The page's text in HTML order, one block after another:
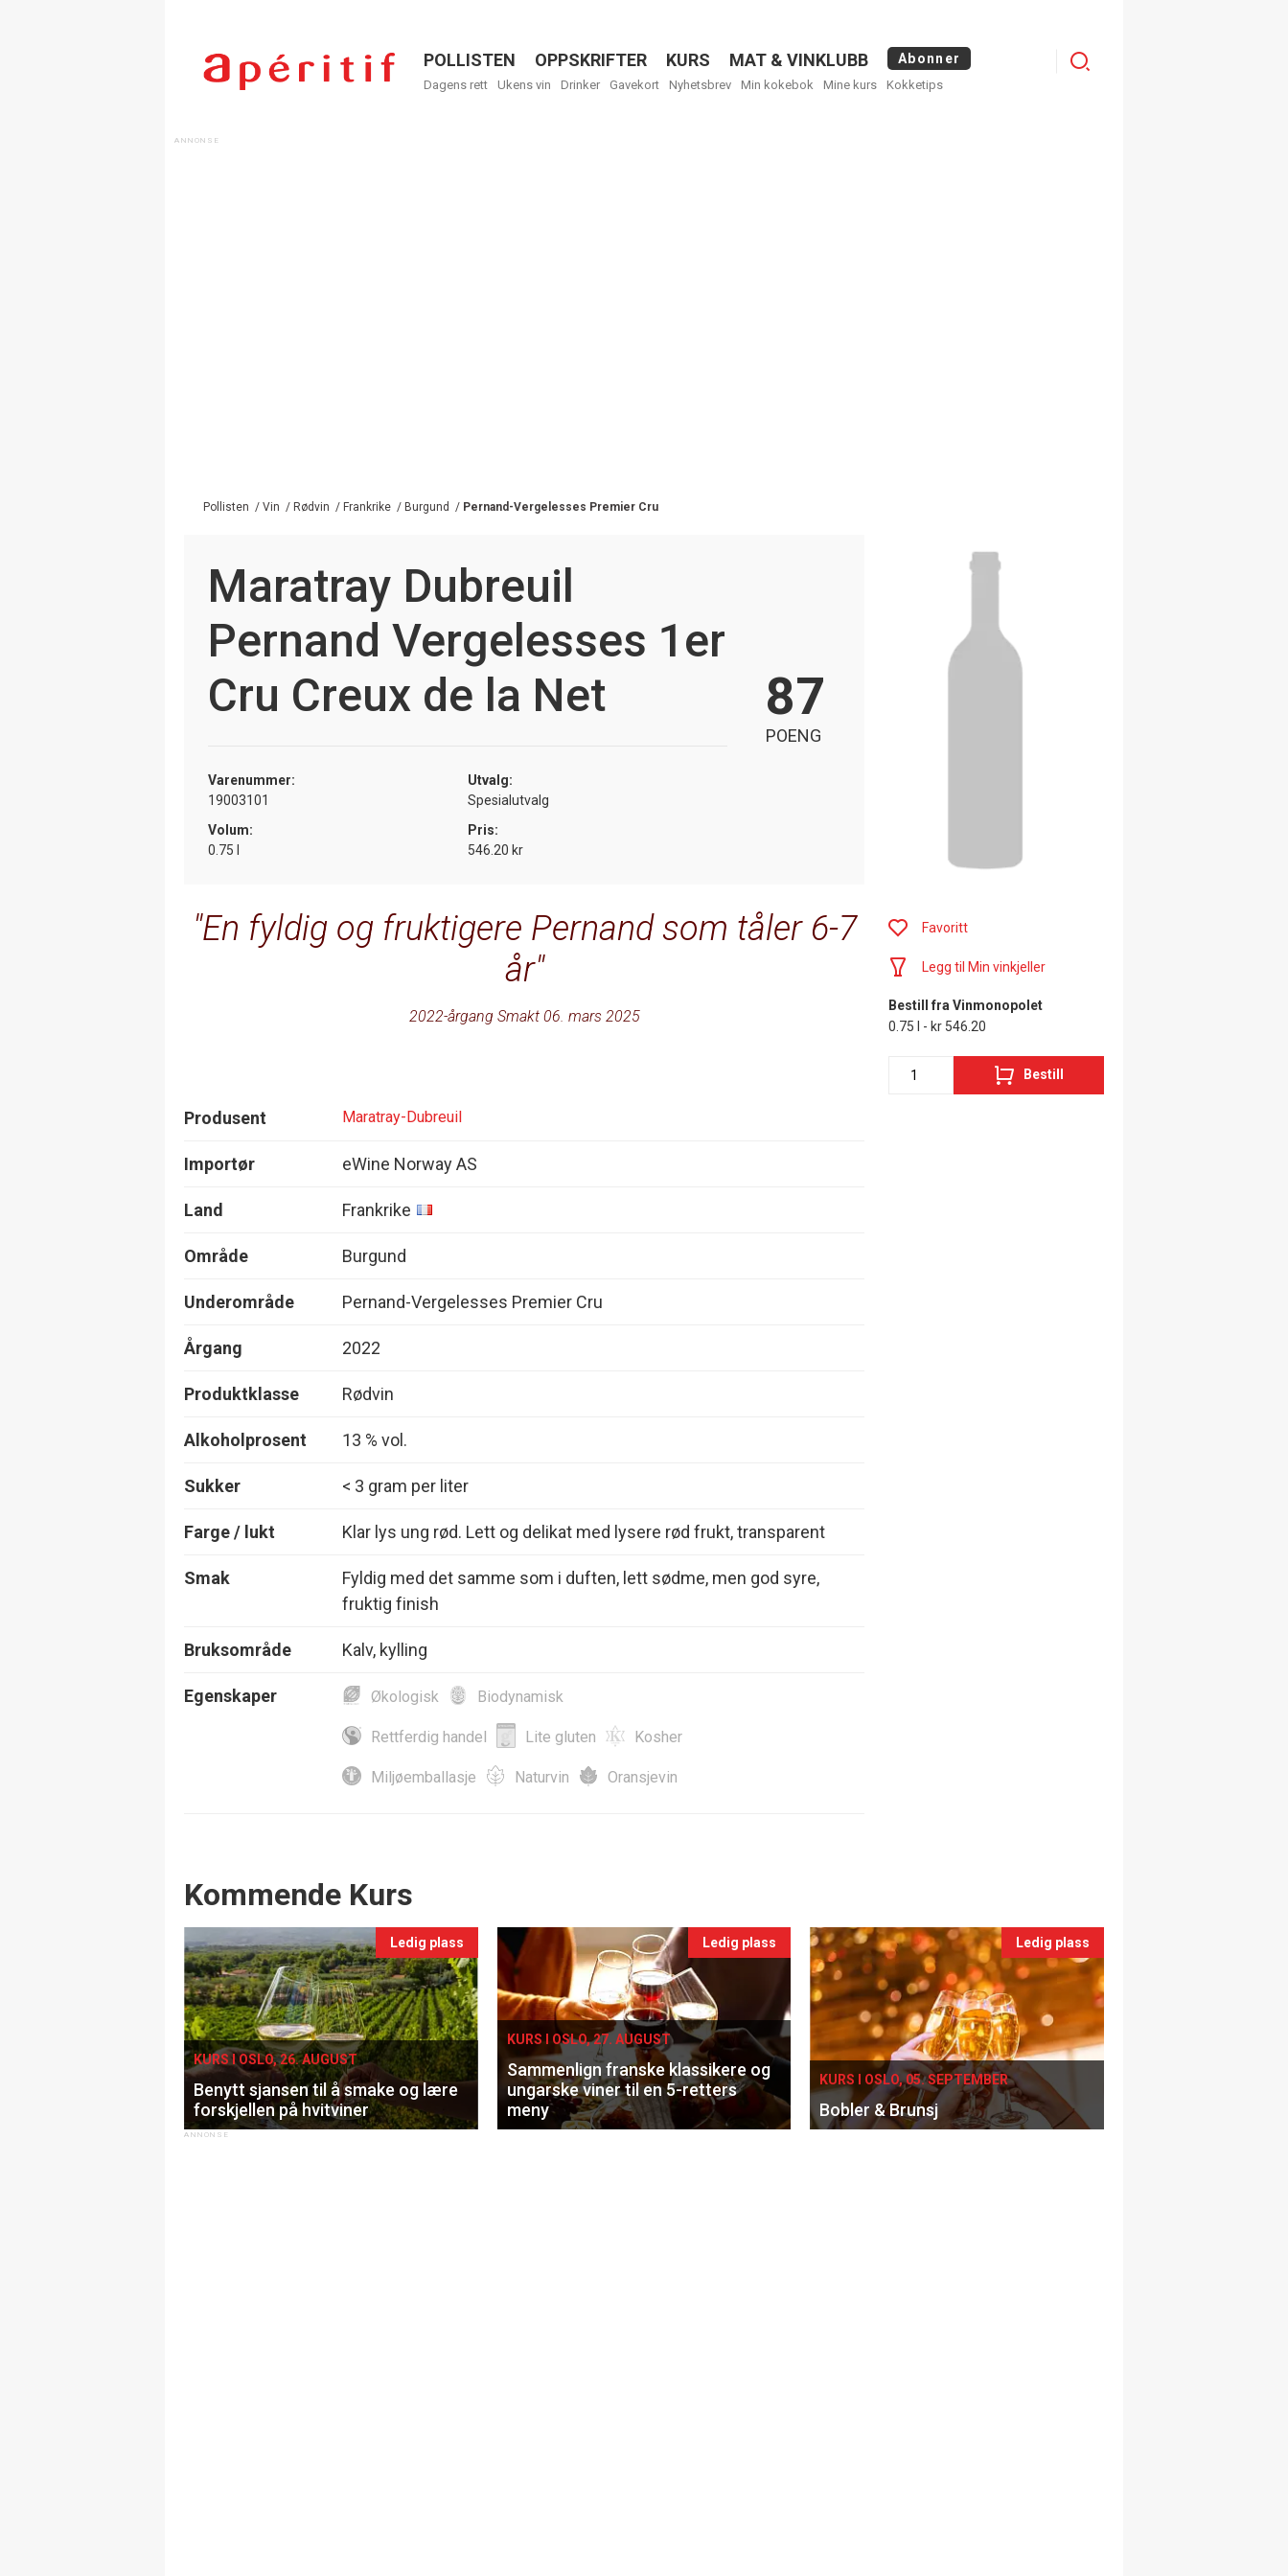
Menu
POLLISTEN OPPSKRIFTER KURS MAT & VINKLUBB Abonner
Dagens rett Ukens vin Drinker Gavekort Nyhetsbrev Min kokebok Mine kurs Kokketips
Menu
Pollisten / Vin / Rødvin / Frankrike / Burgund / Pernand-Vergelesses Premier Cru
Maratray Dubreuil
Pernand Vergelesses 1er
Cru Creux de la Net
Varenummer:
19003101
Utvalg:
Spesialutvalg
Volum:
0.75 l
Pris:
546.20 kr
87
POENG
En fyldig og fruktigere Pernand som tåler 6-7
år
2022-årgang Smakt 06. mars 2025
Produsent Maratray-Dubreuil
Importør eWine Norway AS
Land Frankrike
Område Burgund
Underområde Pernand-Vergelesses Premier Cru
Årgang 2022
Produktklasse Rødvin
Alkoholprosent 13 % vol.
Sukker < 3 gram per liter
Farge / lukt Klar lys ung rød. Lett og delikat med lysere rød frukt, transparent
Smak
Fyldig med det samme som i duften, lett sødme, men god syre,
fruktig finish
Bruksområde Kalv, kylling
Egenskaper Økologisk Biodynamisk
Rettferdig handel Lite gluten Kosher
Miljøemballasje Naturvin Oransjevin
Favoritt
Legg til Min vinkjeller
Bestill fra Vinmonopolet
0.75 l - kr 546.20
Bestill
Events
Kommende Kurs
Ledig plass
KURS I OSLO, 26. AUGUST
Benytt sjansen til å smake og lære
forskjellen på hvitviner
Ledig plass
KURS I OSLO, 27. AUGUST
Sammenlign franske klassikere og
ungarske viner til en 5-retters
meny
Ledig plass
KURS I OSLO, 05. SEPTEMBER
Bobler & Brunsj